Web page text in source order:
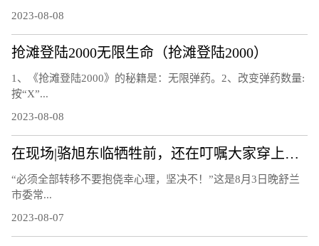
2023-08-08
抢滩登陆2000无限生命（抢滩登陆2000）
1、《抢滩登陆2000》的秘籍是：无限弹药。2、改变弹药数量:
按“X”...
2023-08-08
在现场|骆旭东临牺牲前，还在叮嘱大家穿上救生衣
“必须全部转移不要抱侥幸心理，坚决不！”这是8月3日晚舒兰
市委常...
2023-08-07